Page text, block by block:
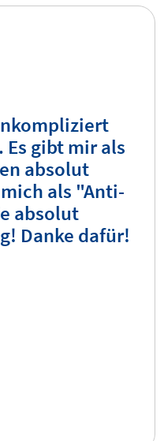
gibt mir als
absolut
als "Anti-
absolut
Danke dafür!